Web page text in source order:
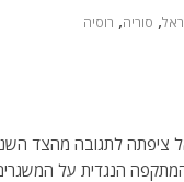
, סוריה, רוסיה
המתקפה הנגדית על